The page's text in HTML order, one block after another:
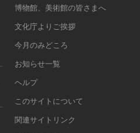
博物館、美術館の皆さまへ
文化庁よりご挨拶
今月のみどころ
お知らせ一覧
ヘルプ
このサイトについて
関連サイトリンク